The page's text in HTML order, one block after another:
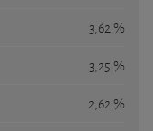
3,62 %
3,25 %
2,62 %